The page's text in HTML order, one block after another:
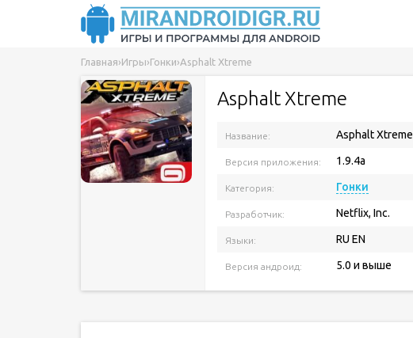
Главная›Игры›Гонки›Asphalt Xtreme
Asphalt Xtreme
Название: Asphalt Xtreme
Версия приложения: 1.9.4a
Категория: Гонки
Разработчик: Netflix, Inc.
Языки: RU EN
Версия андроид: 5.0 и выше